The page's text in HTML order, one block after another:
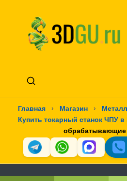
Главная › Магазин ›
Купить токарный станок ЧПУ в
обрабатывающие